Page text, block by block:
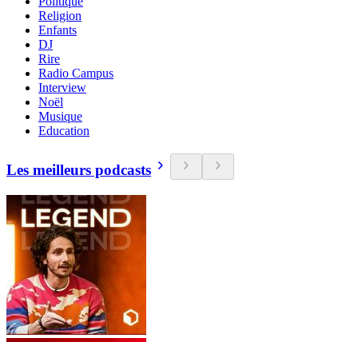
Religion
Enfants
DJ
Rire
Radio Campus
Interview
Noël
Musique
Education
Les meilleurs podcasts